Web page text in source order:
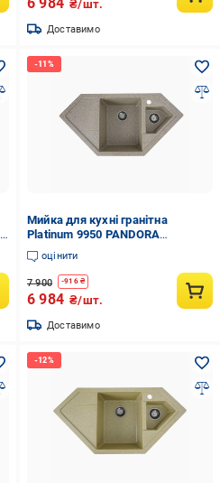
₴/шт.
Доставимо
Мийка для кухні гранітна
Platinum 9950 PANDORA
Карамельний матовий (9950-8)
оцінити
7 900 -916₴
6 984 ₴/шт.
Доставимо